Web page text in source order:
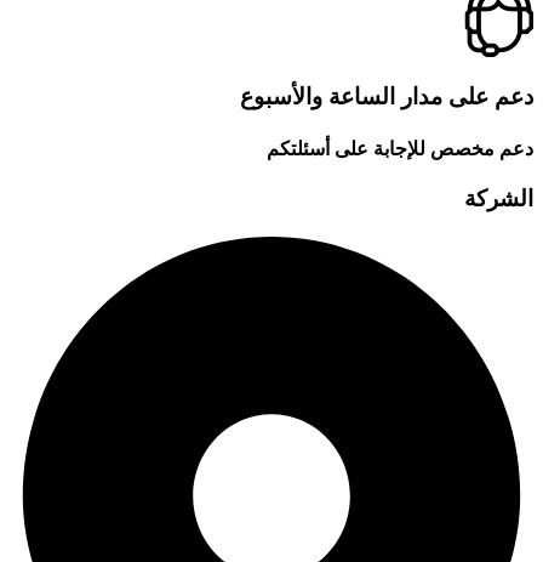
دعم على مدار الساعة والأسبوع
دعم مخصص للإجابة على أسئلتكم
الشركة